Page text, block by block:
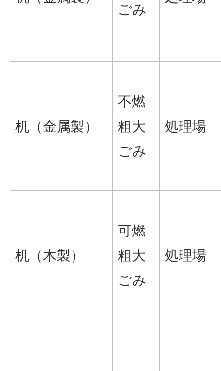
ごみ
机（金属製）
不燃
粗大
ごみ
処理場
机（木製）
可燃
粗大
ごみ
処理場